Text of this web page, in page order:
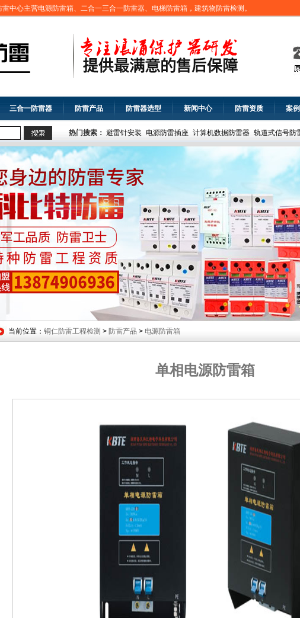
中心主营电源防雷箱、二合一三合一防雷器、电梯防雷箱，建筑物防雷检测。
三合一防雷器 防雷产品 防雷器选型 新闻中心 防雷资质 案
热门搜索： 避雷针安装 电源防雷插座 计算机数据防雷器 轨道式信号防
当前位置： 铜仁防雷工程检测 > 防雷产品 > 电源防雷箱
单相电源防雷箱